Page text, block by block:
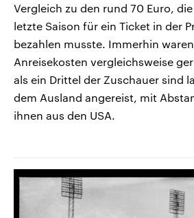
Vergleich zu den rund 70 Euro,
letzte Saison für ein Ticket in der
bezahlen musste. Immerhin
Anreisekosten vergleichsweise
als ein Drittel der Zuschauer sind
dem Ausland angereist, mit
ihnen aus den USA.